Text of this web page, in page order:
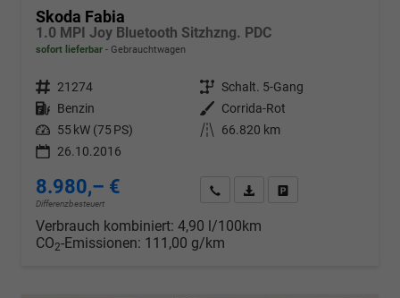
Skoda Fabia
1.0 MPI Joy Bluetooth Sitzhzng. PDC
sofort lieferbar Gebrauchtwagen
Fahrzeugnr. 21274 Getriebe Schalt. 5-Gang
Kraftstoff Benzin Außenfarbe
Corrida-Rot
Leistung 55 kW (75 PS) Kilometerstand
66.820 km
26.10.2016
8.980,– €
Differenzbesteuert
Wir rufen Sie anPDF-Datei, Fahrzeugexposé
Verbrauch kombiniert: 4,90 l/100km
CO2-Emissionen: 111,00 g/km